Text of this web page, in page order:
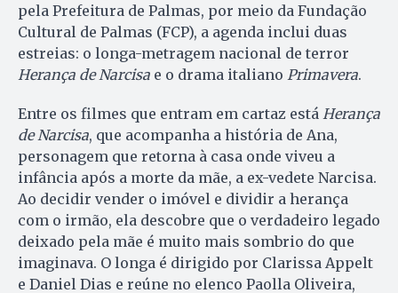
pela Prefeitura de Palmas, por meio da Fundação
Cultural de Palmas (FCP), a agenda inclui duas
estreias: o longa-metragem nacional de terror
Herança de Narcisa e o drama italiano Primavera.
Entre os filmes que entram em cartaz está Herança
de Narcisa, que acompanha a história de Ana,
personagem que retorna à casa onde viveu a
infância após a morte da mãe, a ex-vedete Narcisa.
Ao decidir vender o imóvel e dividir a herança
com o irmão, ela descobre que o verdadeiro legado
deixado pela mãe é muito mais sombrio do que
imaginava. O longa é dirigido por Clarissa Appelt
e Daniel Dias e reúne no elenco Paolla Oliveira,